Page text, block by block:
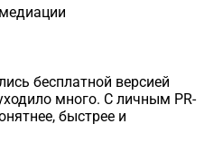
бесплатной версией
много. С личным PR-
быстрее и